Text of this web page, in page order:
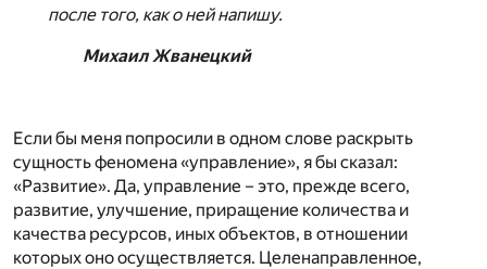
после того, как о ней напишу.
Михаил Жванецкий
Если бы меня попросили в одном слове раскрыть
сущность феномена «управление», я бы сказал:
«Развитие». Да, управление – это, прежде всего,
развитие, улучшение, приращение количества и
качества ресурсов, иных объектов, в отношении
которых оно осуществляется. Целенаправленное,